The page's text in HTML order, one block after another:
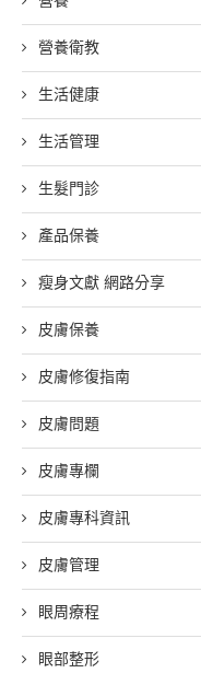
營養衛教
生活健康
生活管理
生髮門診
產品保養
瘦身文獻 網路分享
皮膚保養
皮膚修復指南
皮膚問題
皮膚專欄
皮膚專科資訊
皮膚管理
眼周療程
眼部整形